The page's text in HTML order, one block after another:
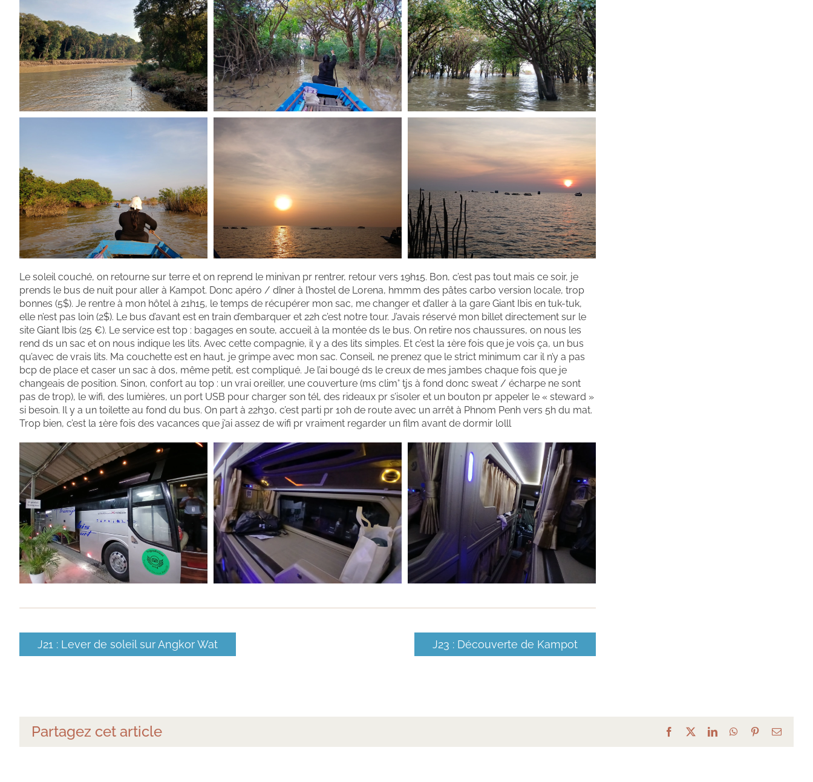
Le soleil couché, on retourne sur terre et on reprend le minivan pr rentrer, retour vers 19h15. Bon, c’est pas tout mais ce soir, je
prends le bus de nuit pour aller à Kampot. Donc apéro / dîner à l’hostel de Lorena, hmmm des pâtes carbo version locale, trop
bonnes (5$). Je rentre à mon hôtel à 21h15, le temps de récupérer mon sac, me changer et d’aller à la gare Giant Ibis en tuk-tuk,
elle n’est pas loin (2$). Le bus d’avant est en train d’embarquer et 22h c’est notre tour. J’avais réservé mon billet directement sur le
site Giant Ibis (25 €). Le service est top : bagages en soute, accueil à la montée ds le bus. On retire nos chaussures, on nous les
rend ds un sac et on nous indique les lits. Avec cette compagnie, il y a des lits simples. Et c’est la 1ère fois que je vois ça, un bus
qu’avec de vrais lits. Ma couchette est en haut, je grimpe avec mon sac. Conseil, ne prenez que le strict minimum car il n’y a pas
bcp de place et caser un sac à dos, même petit, est compliqué. Je l’ai bougé ds le creux de mes jambes chaque fois que je
changeais de position. Sinon, confort au top : un vrai oreiller, une couverture (ms clim° tjs à fond donc sweat / écharpe ne sont
pas de trop), le wifi, des lumières, un port USB pour charger son tél, des rideaux pr s’isoler et un bouton pr appeler le « steward »
si besoin. Il y a un toilette au fond du bus. On part à 22h30, c’est parti pr 10h de route avec un arrêt à Phnom Penh vers 5h du mat.
Trop bien, c’est la 1ère fois des vacances que j’ai assez de wifi pr vraiment regarder un film avant de dormir lolll
J21 : Lever de soleil sur Angkor Wat J23 : Découverte de Kampot
Partagez cet article Facebook LinkedInWhatsApp
PinterestEmail